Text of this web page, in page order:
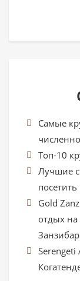
Самые
Топ-10
Лучшие
Gold
отдых